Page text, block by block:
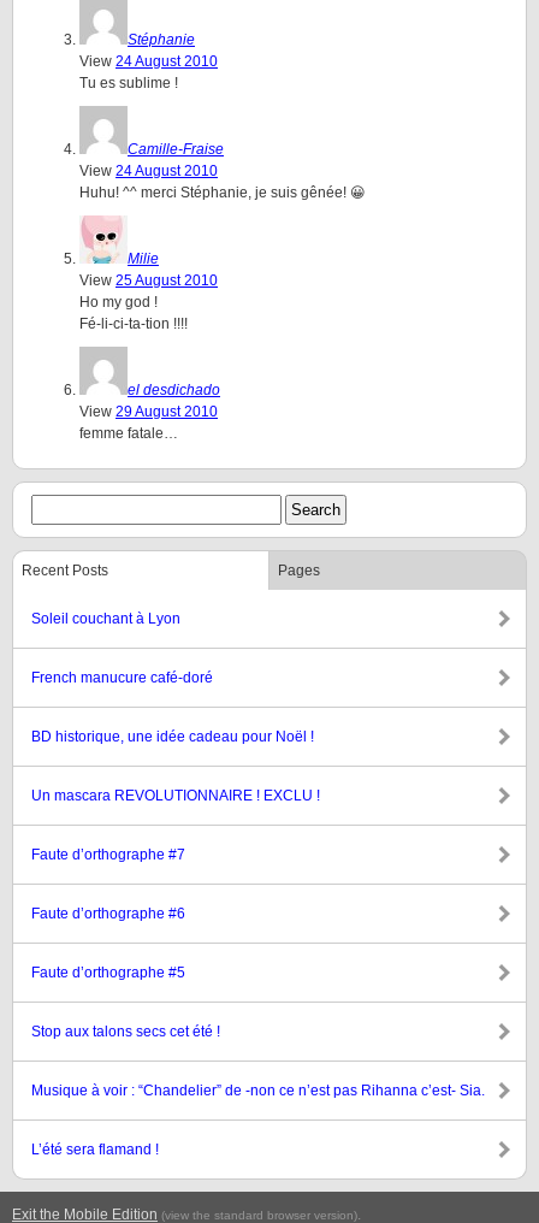
Stéphanie
View 24 August 2010
Tu es sublime !
Camille-Fraise
View 24 August 2010
Huhu! ^^ merci Stéphanie, je suis gênée! 😀
Milie
View 25 August 2010
Ho my god !
Fé-li-ci-ta-tion !!!!
el desdichado
View 29 August 2010
femme fatale…
Recent Posts Pages
Soleil couchant à Lyon
French manucure café-doré
BD historique, une idée cadeau pour Noël !
Un mascara REVOLUTIONNAIRE ! EXCLU !
Faute d’orthographe #7
Faute d’orthographe #6
Faute d’orthographe #5
Stop aux talons secs cet été !
Musique à voir : “Chandelier” de -non ce n’est pas Rihanna c’est- Sia.
L’été sera flamand !
Exit the Mobile Edition (view the standard browser version).